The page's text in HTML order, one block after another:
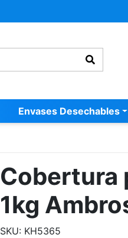
Envases Desechables
Cobertura
1kg
SKU: KH5365